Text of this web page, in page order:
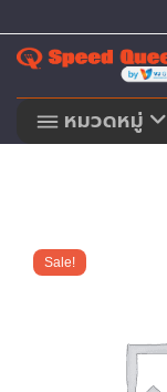
content
หมวดหมู่
Sale!